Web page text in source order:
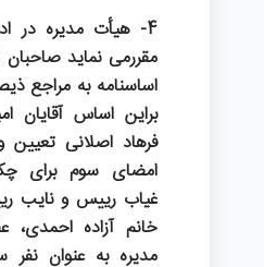
4- هیأت مدیره در
مقررمی نماید
اساسنامه به مراجع
براین اساس آقایان
فرهاد اصلانی
امضای سوم برای
غیاب رییس و نایب
خانم آزاده
مدیره به عنوان